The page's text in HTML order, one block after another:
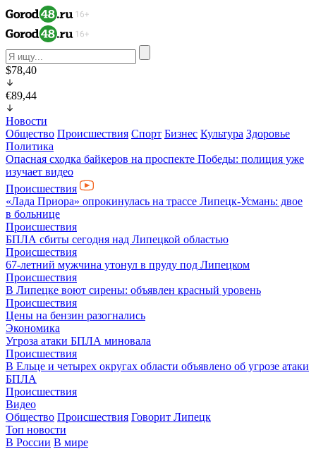
$78,40
€89,44
Новости
Общество Происшествия Спорт Бизнес Культура Здоровье
Политика
Опасная сходка байкеров на проспекте Победы: полиция уже
изучает видео
Происшествия
«Лада Приора» опрокинулась на трассе Липецк-Усмань: двое
в больнице
Происшествия
БПЛА сбиты сегодня над Липецкой областью
Происшествия
67-летний мужчина утонул в пруду под Липецком
Происшествия
В Липецке воют сирены: объявлен красный уровень
Происшествия
Цены на бензин разогнались
Экономика
Угроза атаки БПЛА миновала
Происшествия
В Ельце и четырех округах области объявлено об угрозе атаки
БПЛА
Происшествия
Видео
Общество Происшествия Говорит Липецк
Топ новости
В России В мире